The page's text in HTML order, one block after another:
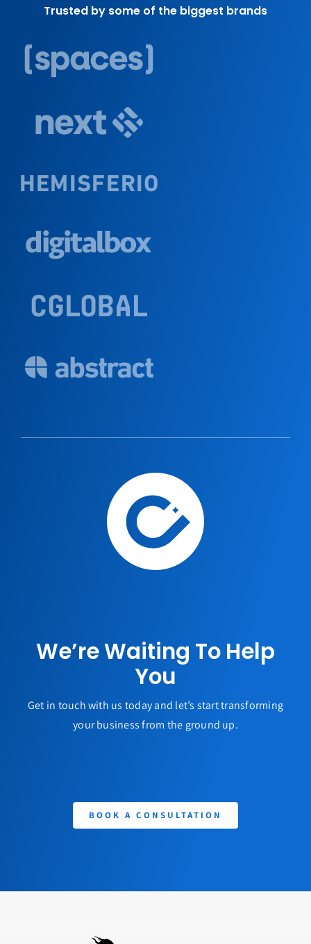
Trusted by some of the biggest brands
We’re Waiting To Help
You
Get in touch with us today and let’s start transforming
your business from the ground up.
BOOK A CONSULTATION